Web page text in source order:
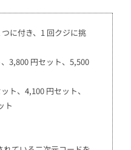
に付き、1 回クジに挑
3,800 円セット、5,500
ト、4,100 円セット、
ト